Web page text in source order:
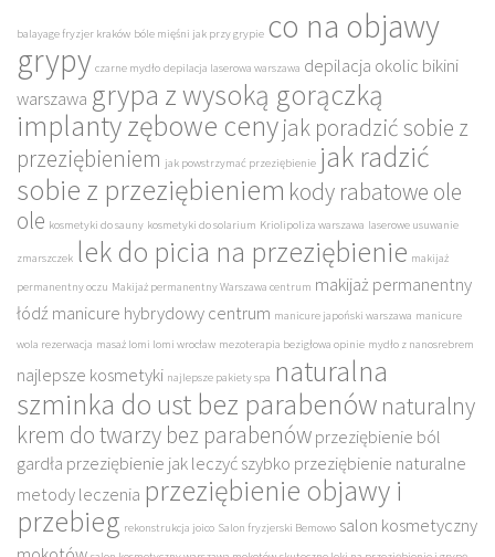
balayage fryzjer kraków bóle mięśni jak przy grypie co na objawy
grypy czarne mydło depilacja laserowa warszawa depilacja okolic bikini
warszawa grypa z wysoką gorączką
implanty zębowe cenyjak poradzić sobie z
przeziębieniem jak powstrzymać przeziębienie jak radzić
sobie z przeziębieniem kody rabatowe ole
ole kosmetyki do sauny kosmetyki do solarium Kriolipoliza warszawa laserowe usuwanie
zmarszczek lek do picia na przeziębienie makijaż
permanentny oczu Makijaż permanentny Warszawa centrum makijaż permanentny
łódź manicure hybrydowy centrum manicure japoński warszawa manicure
wola rezerwacja masaż lomi lomi wrocław mezoterapia bezigłowa opinie mydło z nanosrebrem
najlepsze kosmetyki najlepsze pakiety spa naturalna
szminka do ust bez parabenów naturalny
krem do twarzy bez parabenówprzeziębienie ból
gardła przeziębienie jak leczyć szybko przeziębienie naturalne
metody leczenia przeziębienie objawy i
przebieg rekonstrukcja joico Salon fryzjerski Bemowo salon kosmetyczny